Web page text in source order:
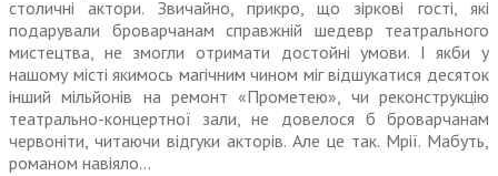
столичні актори. Звичайно, прикро, що зіркові гості, які
подарували броварчанам справжній шедевр театрального
мистецтва, не змогли отримати достойні умови. І якби у
нашому місті якимось магічним чином міг відшукатися десяток
інший мільйонів на ремонт «Прометею», чи реконструкцію
театрально-концертної зали, не довелося б броварчанам
червоніти, читаючи відгуки акторів. Але це так. Мрії. Мабуть,
романом навіяло…